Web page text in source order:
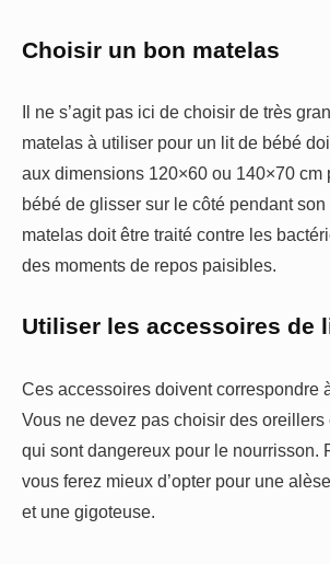
Choisir un bon matelas
Il ne s’agit pas ici de choisir de très
matelas à utiliser pour un lit de bébé
aux dimensions 120×60 ou 140×70 cm
bébé de glisser sur le côté pendant
matelas doit être traité contre les
des moments de repos paisibles.
Utiliser les accessoires de
Ces accessoires doivent correspondre
Vous ne devez pas choisir des oreillers
qui sont dangereux pour le nourrisson.
vous ferez mieux d’opter pour une
et une gigoteuse.